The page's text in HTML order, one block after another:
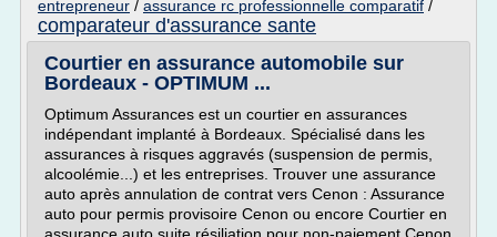
entrepreneur / assurance rc professionnelle comparatif /
comparateur d'assurance sante
Courtier en assurance automobile sur
Bordeaux - OPTIMUM ...
Optimum Assurances est un courtier en assurances
indépendant implanté à Bordeaux. Spécialisé dans les
assurances à risques aggravés (suspension de permis,
alcoolémie...) et les entreprises. Trouver une assurance
auto après annulation de contrat vers Cenon : Assurance
auto pour permis provisoire Cenon ou encore Courtier en